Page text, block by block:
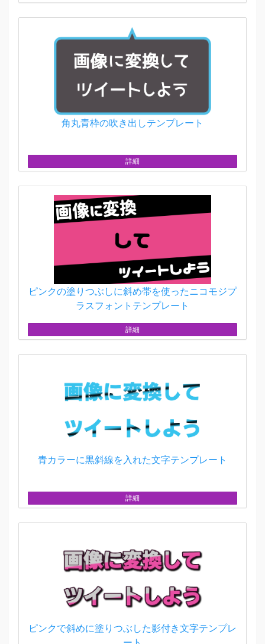
角丸青枠の吹き出しテンプレート
詳細
ピンクの塗りつぶしに斜め帯を使ったニコモジプ
ラスフォントテンプレート
詳細
青カラーに黒斜線を入れた文字テンプレート
詳細
ピンクで斜めに塗りつぶした影付き文字テンプレ